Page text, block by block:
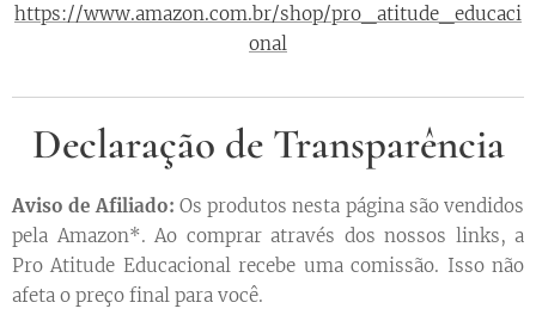
https://www.amazon.com.br/shop/pro_atitude_educaci
onal
Declaração de Transparência
Aviso de Afiliado: Os produtos nesta página são vendidos
pela Amazon*. Ao comprar através dos nossos links, a
Pro Atitude Educacional recebe uma comissão. Isso não
afeta o preço final para você.